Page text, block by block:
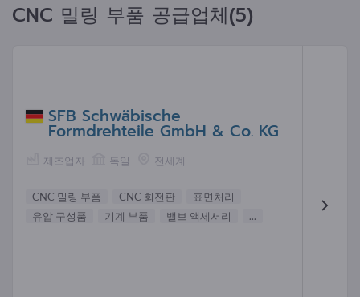
CNC 밀링 부품 공급업체(5)
SFB Schwäbische
Formdrehteile GmbH & Co. KG
제조업자 독일 전세계
CNC 밀링 부품 CNC 회전판
표면처리
유압 구성품
기계 부품 밸브 액세서리 ...